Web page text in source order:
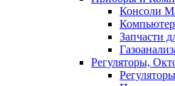
Консоли
Запчасти
Регуляторы,